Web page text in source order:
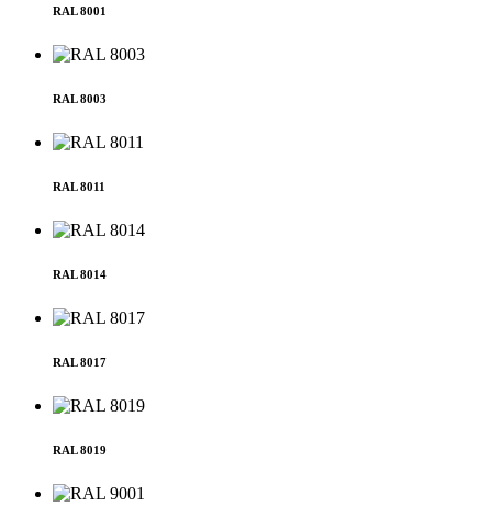
RAL 8001
RAL 8003
RAL 8011
RAL 8014
RAL 8017
RAL 8019